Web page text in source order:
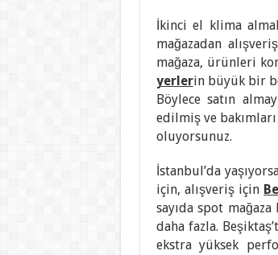
İkinci el klima
mağazadan
mağaza, ürünleri
yerlerin büyük bir
Böylece satın
edilmiş ve
oluyorsunuz.
İstanbul’da
için, alışveriş için
sayıda spot
daha fazla.
ekstra yüksek